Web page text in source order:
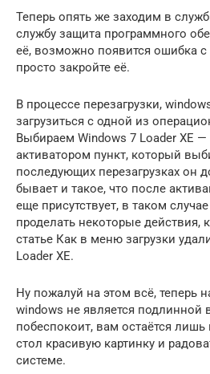
Теперь опять же заходим в
службу защита программного
её, возможно появится ошибка
просто закройте её.
В процессе перезагрузки,
загрузиться с одной из
Выбираем Windows 7 Loader XE
активатором пункт, который
последующих перезагрузках он
бывает и такое, что после
еще присутствует, в таком
проделать некоторые действия,
статье Как в меню загрузки
Loader XE.
Ну пожалуй на этом всё, теперь
windows не является подлинной
побеспокоит, вам остаётся лишь
стол красивую картинку и
системе.